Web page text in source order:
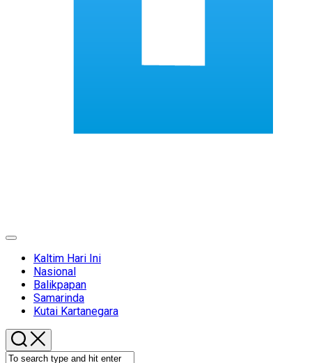
Expand
Current
Page
Parent
Kaltim Hari Ini
Nasional
Balikpapan
Samarinda
Kutai Kartanegara